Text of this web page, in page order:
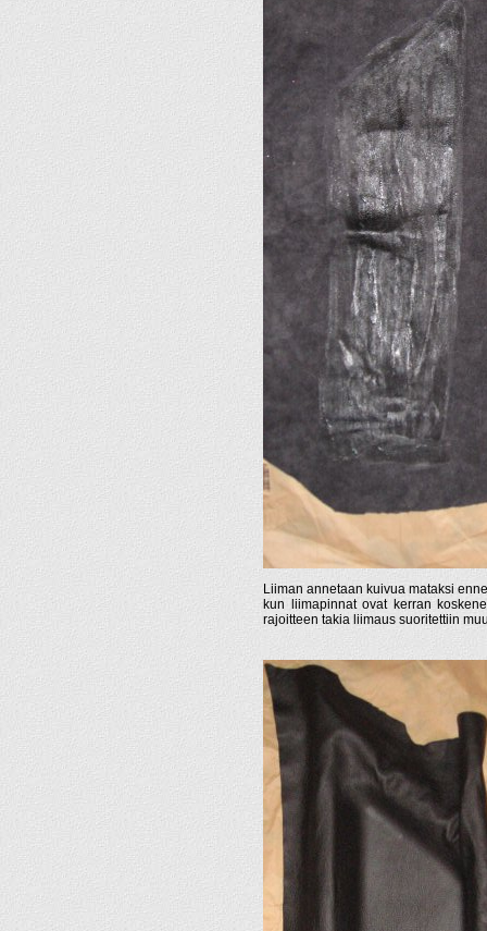
Liiman annetaan kuivua mataksi
kun liimapinnat ovat kerran
rajoitteen takia liimaus suoritettiin